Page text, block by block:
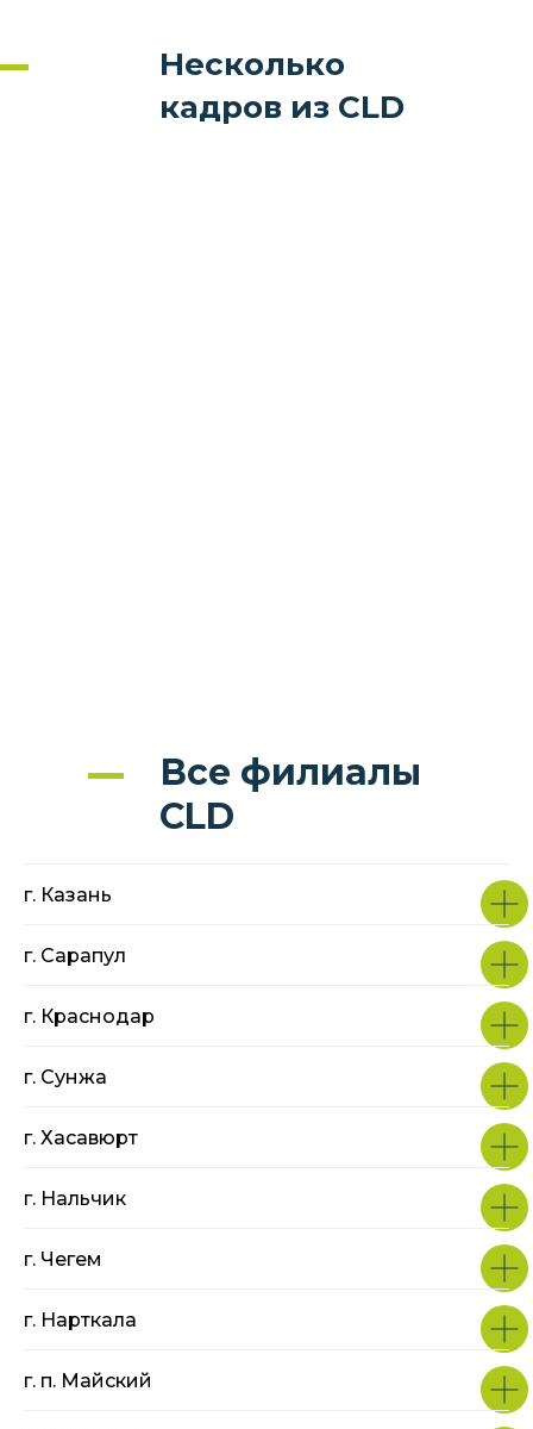
Несколько
кадров из CLD
Все филиалы
CLD
г. Казань
г. Сарапул
г. Краснодар
г. Сунжа
г. Хасавюрт
г. Нальчик
г. Чегем
г. Нарткала
г. п. Майский